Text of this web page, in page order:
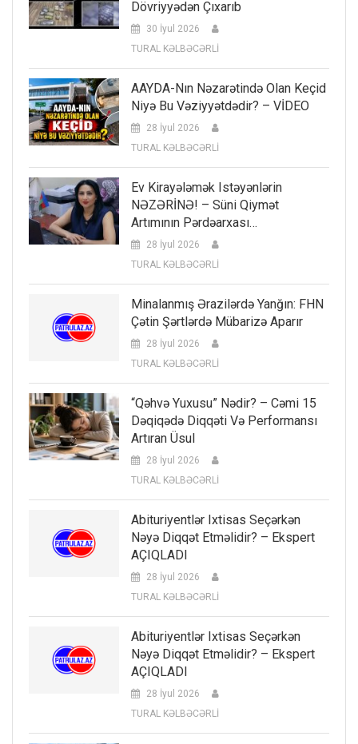
Dövriyyədən Çıxarıb
30 İyul 2026
TURAL KƏLBƏCƏRLİ
AAYDA-Nın Nəzarətində Olan Keçid
Niyə Bu Vəziyyətdədir? – VİDEO
28 İyul 2026
TURAL KƏLBƏCƏRLİ
Ev Kirayələmək Istəyənlərin
NƏZƏRİNƏ! – Süni Qiymət
Artımının Pərdəarxası…
28 İyul 2026
TURAL KƏLBƏCƏRLİ
Minalanmış Ərazilərdə Yanğın: FHN
Çətin Şərtlərdə Mübarizə Aparır
28 İyul 2026
TURAL KƏLBƏCƏRLİ
“Qəhvə Yuxusu” Nədir? – Cəmi 15
Dəqiqədə Diqqəti Və Performansı
Artıran Üsul
28 İyul 2026
TURAL KƏLBƏCƏRLİ
Abituriyentlər Ixtisas Seçərkən
Nəyə Diqqət Etməlidir? – Ekspert
AÇIQLADI
28 İyul 2026
TURAL KƏLBƏCƏRLİ
Abituriyentlər Ixtisas Seçərkən
Nəyə Diqqət Etməlidir? – Ekspert
AÇIQLADI
28 İyul 2026
TURAL KƏLBƏCƏRLİ